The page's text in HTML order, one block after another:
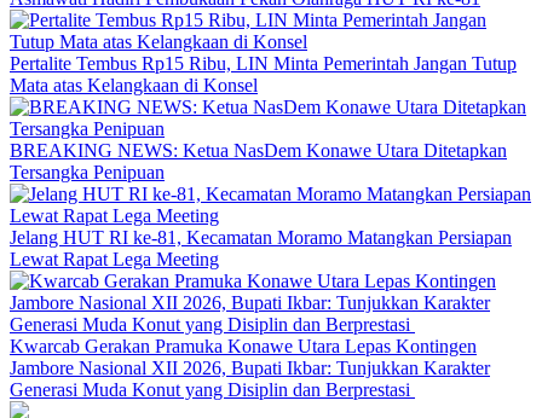
‎Pertalite Tembus Rp15 Ribu, LIN Minta Pemerintah Jangan Tutup
Mata atas Kelangkaan di Konsel
BREAKING NEWS: Ketua NasDem Konawe Utara Ditetapkan
Tersangka Penipuan
‎Jelang HUT RI ke-81, Kecamatan Moramo Matangkan Persiapan
Lewat Rapat Lega Meeting
‎Kwarcab Gerakan Pramuka Konawe Utara Lepas Kontingen
Jambore Nasional XII 2026, Bupati Ikbar: Tunjukkan Karakter
Generasi Muda Konut yang Disiplin dan Berprestasi ‎